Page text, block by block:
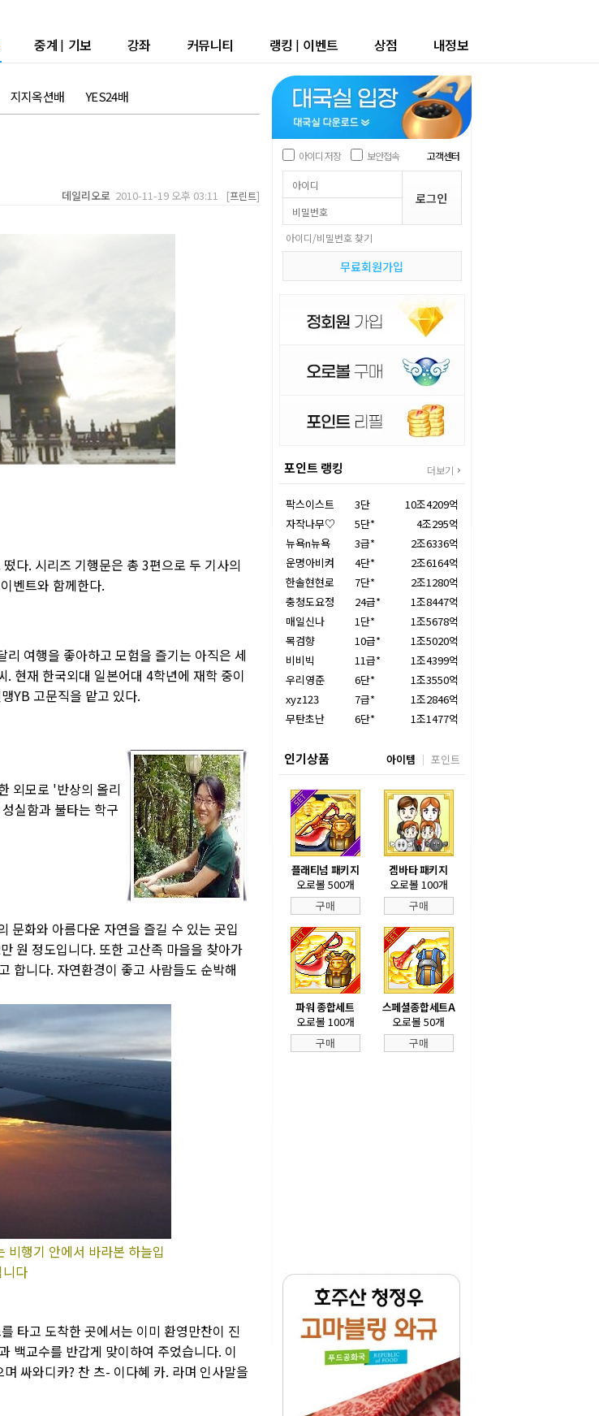
중계 | 기보 강좌 커뮤니티 랭킹 | 이벤트 상점 내정보
지지옥션배 YES24배
데일리오로 2010-11-19 오후 03:11 [프린트]
다. 시리즈 기행문은 총 3편으로 두 기사의
벤트와 함께한다.
여행을 좋아하고 모험을 즐기는 아직은 세
현재 한국외대 일본어대 4학년에 재학 중이
YB 고문직을 맡고 있다.
외모로 '반상의 올리
실함과 불타는 학구
문화와 아름다운 자연을 즐길 수 있는 곳입
원 정도입니다. 또한 고산족 마을을 찾아가
합니다. 자연환경이 좋고 사람들도 순박해
행기 안에서 바라본 하늘입
다
타고 도착한 곳에서는 이미 환영만찬이 진
백교수를 반갑게 맞이하여 주었습니다. 이
싸와디카? 찬 츠- 이다혜 카. 라며 인사말을
아이디 저장 보안접속 고객센터
아이디/비밀번호 찾기
무료회원가입
포인트 랭킹 더보기
팍스이스트 3단
10조4209억
자작나무♡
5단*
4조295억
뉴욕n뉴욕
3급*
2조6336억
운명아비켜
4단*
2조6164억
한솔현현로
7단*
2조1280억
충청도요정
24급*
1조8447억
매일신나
1단*
1조5678억
목검향
10급*
1조5020억
비비빅
11급*
1조4399억
우리영준
6단*
1조3550억
xyz123
7급*
1조2846억
무탄초난
6단* 1조1477억
인기상품 아이템 포인트
플래티넘 패키지
오로볼 500개
구매
겜바타 패키지
오로볼 100개
구매
파워 종합세트
오로볼 100개
구매
스페셜종합세트A
오로볼 50개
구매